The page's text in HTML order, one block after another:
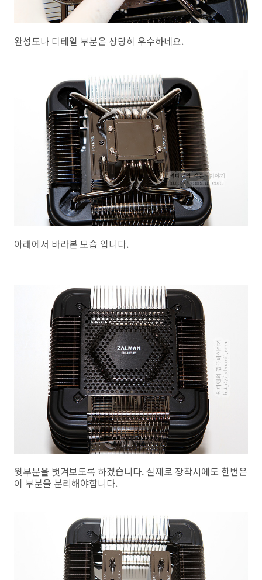
완성도나 디테일 부분은 상당히 우수하네요.
아래에서 바라본 모습 입니다.
윗부분을 벗겨보도록 하겠습니다. 실제로 장착시에도 한번은
이 부분을 분리해야합니다.